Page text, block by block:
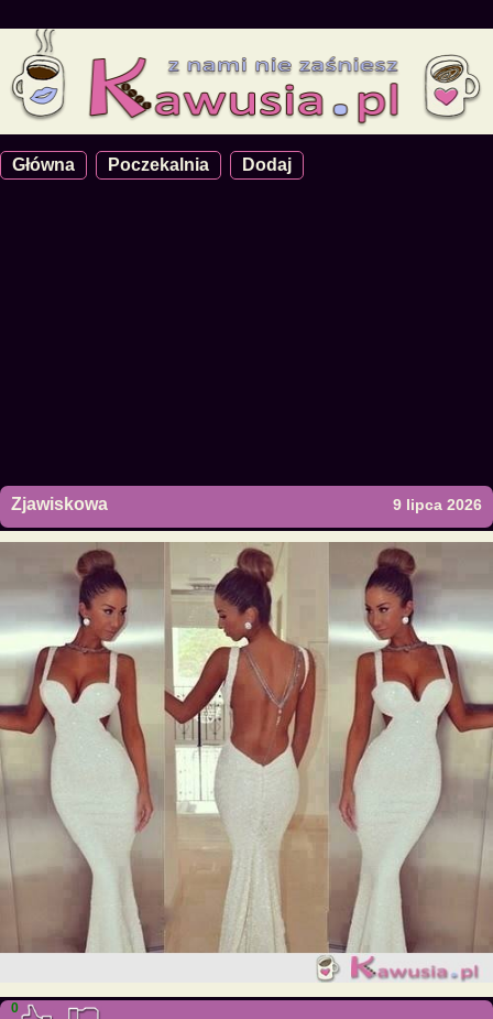
Główna Poczekalnia Dodaj
Zjawiskowa 9 lipca 2026
0